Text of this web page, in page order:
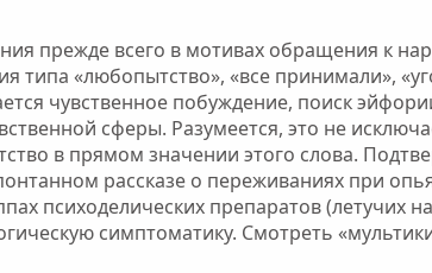
прежде всего в мотивах обращения к
типа «любопытство», «все принимали»,
чувственное побуждение, поиск
сферы. Разумеется, это не
в прямом значении этого слова.
рассказе о переживаниях при
психоделических препаратов (летучих
симптоматику. Смотреть